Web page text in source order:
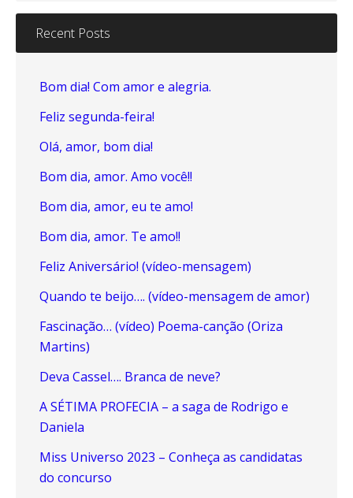
Recent Posts
Bom dia! Com amor e alegria.
Feliz segunda-feira!
Olá, amor, bom dia!
Bom dia, amor. Amo você!!
Bom dia, amor, eu te amo!
Bom dia, amor. Te amo!!
Feliz Aniversário! (vídeo-mensagem)
Quando te beijo…. (vídeo-mensagem de amor)
Fascinação… (vídeo) Poema-canção (Oriza
Martins)
Deva Cassel…. Branca de neve?
A SÉTIMA PROFECIA – a saga de Rodrigo e
Daniela
Miss Universo 2023 – Conheça as candidatas
do concurso